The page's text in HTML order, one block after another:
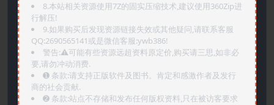
8.本站相关资源使用7Z的固实压缩技术,建议使用360Zip进
行解压!
9.如果购买后发现资源链接失效或其他疑问,请联系客服
QQ:2690565141或是微信客服:ywb386!
警告:⚠️可能有些资源远超资料原定价,购买请三思,如非必
要,请勿冲动消费.
➊️ 条款:请支持正版软件及图书。肯定和感激作者及发行
商的社会贡献.
➋️ 条款:站点不存储和发布任何版权资料,只在被访客要求